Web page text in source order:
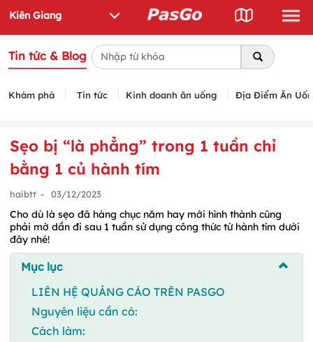
Tin tức & Blog
Khám phá Tin tức Kinh doanh ăn uống Địa Điểm Ăn
Sẹo bị “là phẳng” trong 1 tuần chỉ
bằng 1 củ hành tím
haibtt - 03/12/2023
Cho dù là sẹo đã hàng chục năm hay mới hình thành cũng
phải mờ dần đi sau 1 tuần sử dụng công thức từ hành tím dưới
đây nhé!
Mục lục
LIÊN HỆ QUẢNG CÁO TRÊN PASGO
Nguyên liệu cần có:
Cách làm: